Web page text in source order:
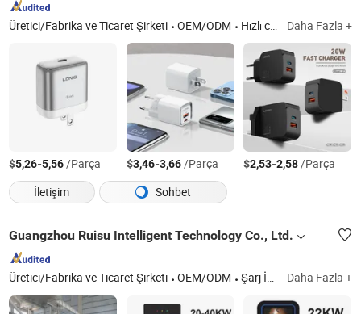
Üretici/Fabrika ve Ticaret Şirketi OEM/ODM Hızlı cevap Daha Fazla +
$5,26-5,56/Parça $3,46-3,66/Parça $2,53-2,58/Parça
İletişim
Sohbet
Guangzhou Ruisu Intelligent Technology Co., Ltd.
Üretici/Fabrika ve Ticaret Şirketi OEM/ODM Şarj İstasyonu, Elektrikli Araç Şarj Cihazı, Araç Şarj Cihazı, Otomotiv Parçaları, Güç Bankası, Mobil Depolama ve Şarj Taşıyıcı, Enerji Depolama Bataryası, Elektrikli Araç Şarj Cihazı, Yüksek Güçlü Mobil Batarya ve Şarj Cihazı Daha Fazla +